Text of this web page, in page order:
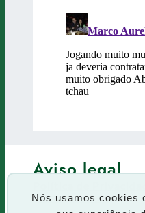
Nós usamos cookies
Aviso legal
Termos de uso